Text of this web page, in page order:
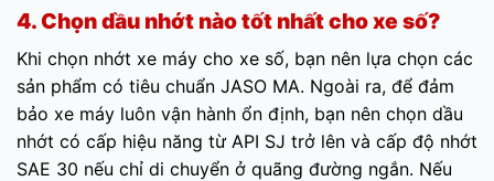
4. Chọn dầu nhớt nào tốt nhất cho xe số?
Khi chọn nhớt xe máy cho xe số, bạn nên lựa chọn các
sản phẩm có tiêu chuẩn JASO MA. Ngoài ra, để đảm
bảo xe máy luôn vận hành ổn định, bạn nên chọn dầu
nhớt có cấp hiệu năng từ API SJ trở lên và cấp độ nhớt
SAE 30 nếu chỉ di chuyển ở quãng đường ngắn. Nếu